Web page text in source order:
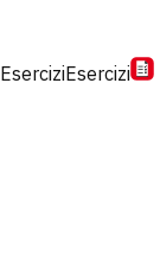
EserciziEsercizi